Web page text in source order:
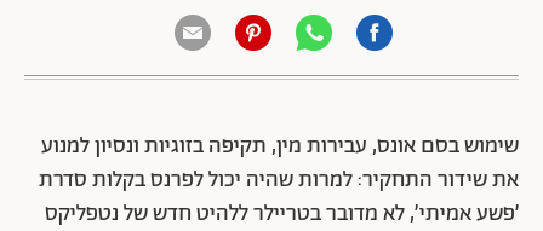
שימוש בסם אונס, עבירות מין, תקיפה בזוגיות ונסיון למנוע
את שידור התחקיר: למרות שהיה יכול לפרנס בקלות סדרת
׳פשע אמיתי׳, לא מדובר בטריילר ללהיט חדש של נטפליקס